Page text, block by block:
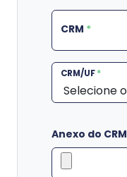
CRM *
CRM/UF*
Anexo do CRM